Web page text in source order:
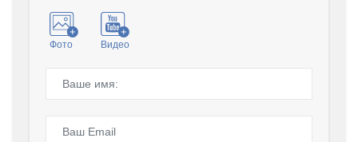
Фото Видео